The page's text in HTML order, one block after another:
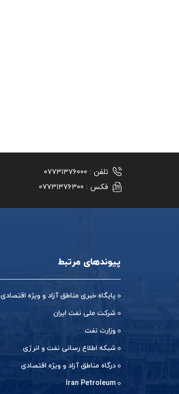
تلفن : ۰۷۷۳۱۳۷۶۰۰۰
فکس : ۰۷۷۳۱۳۷۶۳۰۰
پیوندهای مرتبط
پایگاه خبری مناطق آزاد و ویژه اقتصادی
شرکت ملی نفت ایران
وزارت نفت
شبکه اطلاع رسانی نفت و انرژی
درگاه مناطق آزاد و ویژه اقتصادی
Iran Petroleum